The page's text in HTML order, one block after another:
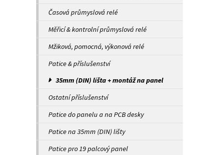
Časová průmyslová relé
Měřicí & kontrolní průmyslová relé
Mžiková, pomocná, výkonová relé
Patice & příslušenství
35mm (DIN) lišta + montáž na panel
Ostatní příslušenství
Patice do panelu a na PCB desky
Patice na 35mm (DIN) lišty
Patice pro 19 palcový panel